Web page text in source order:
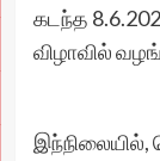
கடந்த
விழாவில்